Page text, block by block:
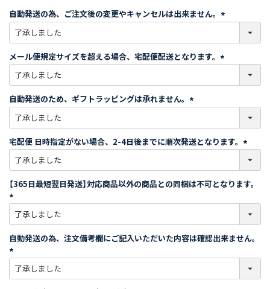
自動発送の為、ご注文後の変更やキャンセルは出来ません。
必
)
メール便規定サイズを超える場合、宅配便配送となります。
必
)
自動発送のため、ギフトラッピングは承れません。
必
須
)
宅配便 日時指定がない場合、2-4日後までに順次発送となります。
必
須
)
【365日最短翌日発送】対応商品以外の商品との同梱は不可となります。
必
須
)
自動発送の為、注文備考欄にご記入いただいた内容は確認出来ません。
必